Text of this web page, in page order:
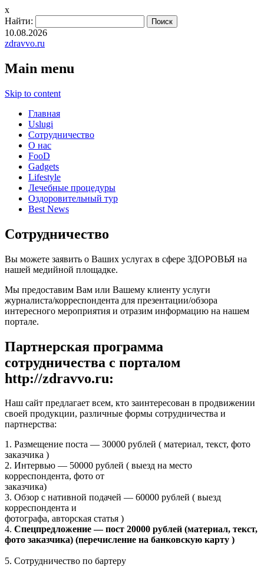
x
Найти:
10.08.2026
zdravvo.ru
Main menu
Skip to content
Главная
Uslugi
Сотрудничество
О нас
FooD
Gadgets
Lifestyle
Лечебные процедуры
Оздоровительный тур
Best News
Сотрудничество
Вы можете заявить о Ваших услугах в сфере ЗДОРОВЬЯ на
нашей медийной площадке.
Мы предоставим Вам или Вашему клиенту услуги
журналиста/корреспондента для презентации/обзора
интересного мероприятия и отразим информацию на нашем
портале.
Партнерская программа
сотрудничества с порталом
http://zdravvo.ru:
Наш сайт предлагает всем, кто заинтересован в продвижении
своей продукции, различные формы сотрудничества и
партнерства:
1. Размещение поста — 30000 рублей ( материал, текст, фото
заказчика )
2. Интервью — 50000 рублей ( выезд на место
корреспондента, фото от
заказчика)
3. Обзор с нативной подачей — 60000 рублей ( выезд
корреспондента и
фотографа, авторская статья )
4. Спецпредложение — пост 20000 рублей (материал, текст,
фото заказчика) (перечисление на банковскую карту )
5. Сотрудничество по бартеру